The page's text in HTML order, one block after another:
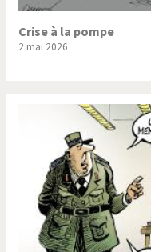
Crise à la pompe
2 mai 2026